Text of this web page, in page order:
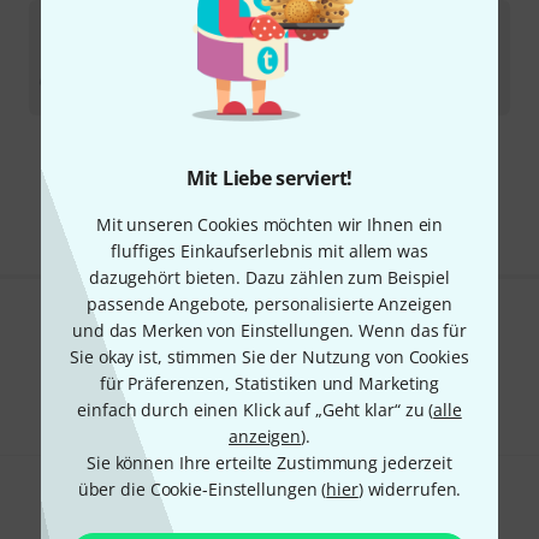
Mit Liebe serviert!
Mit unseren Cookies möchten wir Ihnen ein
fluffiges Einkaufserlebnis mit allem was
dazugehört bieten. Dazu zählen zum Beispiel
passende Angebote, personalisierte Anzeigen
und das Merken von Einstellungen. Wenn das für
Sie okay ist, stimmen Sie der Nutzung von Cookies
für Präferenzen, Statistiken und Marketing
einfach durch einen Klick auf „Geht klar“ zu (alle
anzeigen).
Sie können Ihre erteilte Zustimmung jederzeit
über die Cookie-Einstellungen (hier) widerrufen.
Marimba Mallet LN2B
Sofort lieferbar
Kostenloser Versand ab 29 €
Gefällt Ihnen, was Sie sehen?
Teilen Hilfe & Feedback